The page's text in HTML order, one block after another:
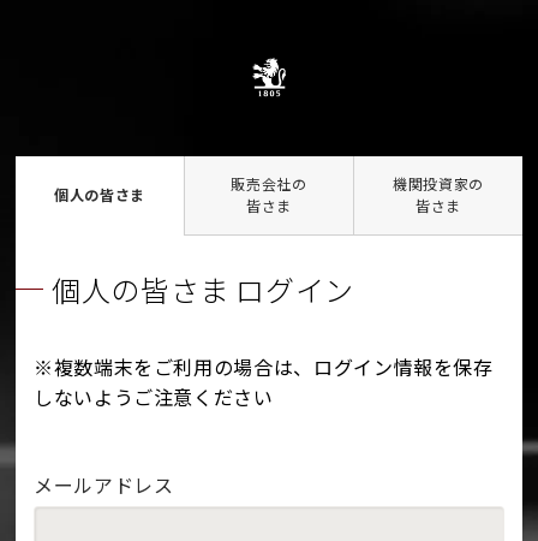
個人の皆さま
販売会社の
皆さま
機関投資家の
皆さま
個人の皆さま ログイン
※複数端末をご利用の場合は、ログイン情報を保存
しないようご注意ください
メールアドレス